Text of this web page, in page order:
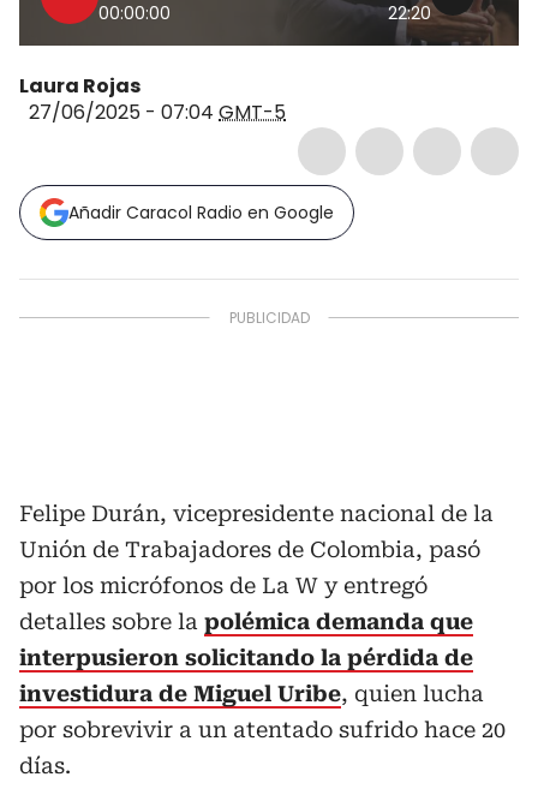
00:00:00 22:20
Laura Rojas
27/06/2025 - 07:04 GMT-5
Añadir Caracol Radio en Google
Felipe Durán, vicepresidente nacional de la
Unión de Trabajadores de Colombia, pasó
por los micrófonos de La W y entregó
detalles sobre la polémica demanda que
interpusieron solicitando la pérdida de
investidura de Miguel Uribe, quien lucha
por sobrevivir a un atentado sufrido hace 20
días.